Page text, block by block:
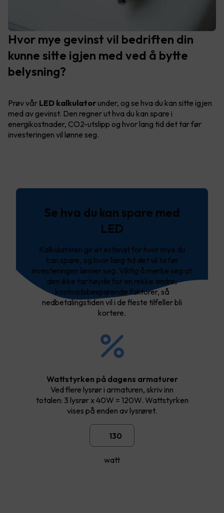
Hvor mye gevinst vil bedriften din
kunne sitte igjen med ved å bytte
belysning?
Prøv vår LED kalkulatorunder, og se hva du kan sitte igjen
med av gevinst. Den regner ut hva du kan spare i
energikostnader, CO2-utslipp og hvor lang tid det tar før
investeringen vil lønne seg.
Se hva du kan spare med
LED
Kalkulatoren gir et estimat for hvor mye du
kan spare, og hvor lang tid det vil ta før
investeringen lønner seg. Viktig å merke seg at
den ikke tar høyde for en rekke andre,
kostnadsbesparende faktorer, så
nedbetalingstiden vil i de fleste tilfeller bli
kortere.
Wattstyrken på dagens armaturer
Ved flere lysrør i armaturen, skriv inn
totalen: 3 lysrør x 40W = 120W. Wattstyrken
vises på enden av lysrøret.
watt